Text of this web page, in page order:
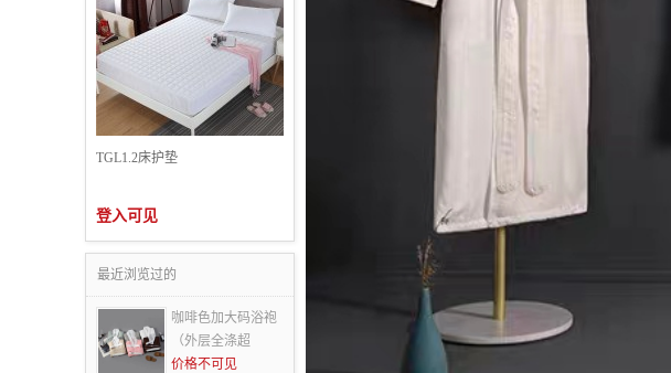
TGL1.2床护垫
登入可见
最近浏览过的
咖啡色加大码浴袍
（外层全涤超
价格不可见